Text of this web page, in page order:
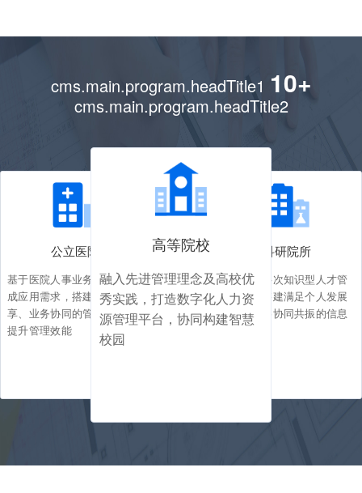
cms.main.program.headTitle1 10+
cms.main.program.headTitle2
公立医院
基于医院人事业务特点与集
成应用需求，搭建信息共
享、业务协同的管理平台，
提升管理效能
高等院校
融入先进管理理念及高校优
秀实践，打造数字化人力资
源管理平台，协同构建智慧
校园
科研院所
立足于高层次知识型人才管
理需求，搭建满足个人发展
与组织战略协同共振的信息
平台